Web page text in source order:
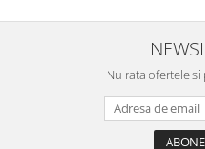
Nu rata ofertele